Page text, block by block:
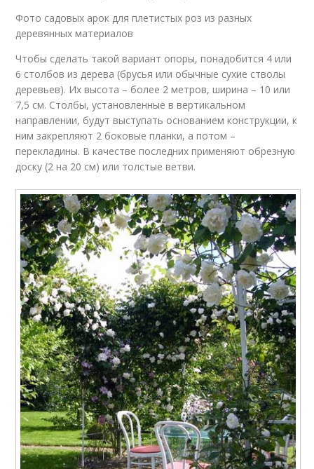
Фото садовых арок для плетистых роз из разных
деревянных материалов
Чтобы сделать такой вариант опоры, понадобится 4 или
6 столбов из дерева (брусья или обычные сухие стволы
деревьев). Их высота – более 2 метров, ширина – 10 или
7,5 см. Столбы, установленные в вертикальном
направлении, будут выступать основанием конструкции, к
ним закрепляют 2 боковые планки, а потом –
перекладины. В качестве последних применяют обрезную
доску (2 на 20 см) или толстые ветви.